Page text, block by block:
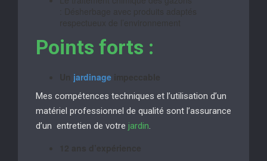
Points forts :
jardinage
Mes compétences techniques et l’utilisation d’un
matériel professionnel de qualité sont l’assurance
d’un entretien de votre jardin.